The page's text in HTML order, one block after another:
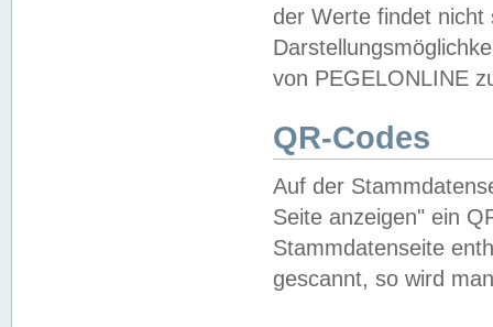
der Werte findet
von PEGELONLINE
QR-Codes
Auf der
Seite anzeigen" ein
Stammdatenseite
gescannt, so wird